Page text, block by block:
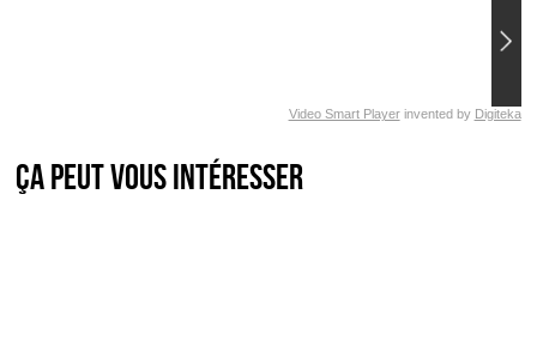
Video Smart Playerinvented by Digiteka
Ça peut vous intéresser